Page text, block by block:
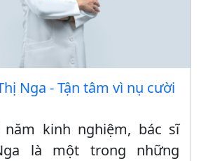
Nga - Tận tâm vì nụ cười
kinh nghiệm, bác sĩ
là một trong những